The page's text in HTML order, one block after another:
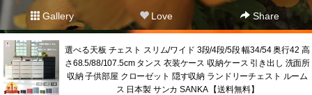
Gallery Love Share
選べる天板 チェスト スリム/ワイド 3段/4段/5段 幅34/54 奥行42 高
さ68.5/88/107.5cm タンス 衣装ケース 収納ケース 引き出し 洗面所
収納 子供部屋 クローゼット 隠す収納 ランドリーチェスト ルーム
ス 日本製 サンカ SANKA 【送料無料】